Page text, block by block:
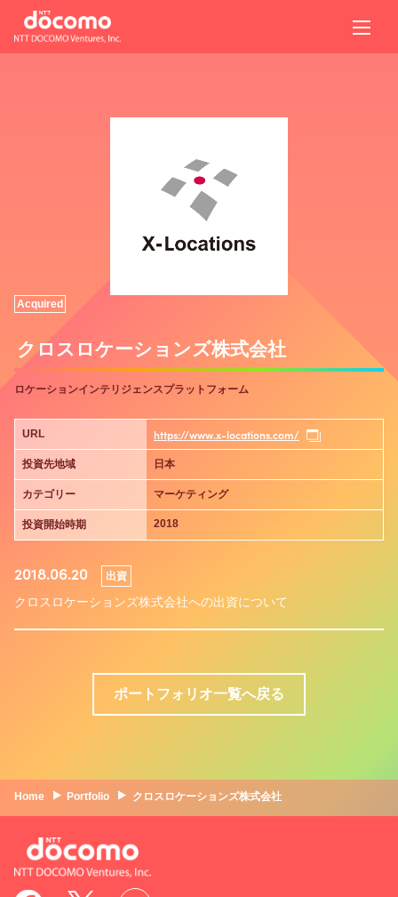
Acquired
クロスロケーションズ株式会社
ロケーションインテリジェンスプラットフォーム
URL https://www.x-locations.com/
投資先地域 日本
カテゴリー マーケティング
投資開始時期 2018
2018.06.20 出資
クロスロケーションズ株式会社への出資について
ポートフォリオ一覧へ戻る
Home Portfolio クロスロケーションズ株式会社